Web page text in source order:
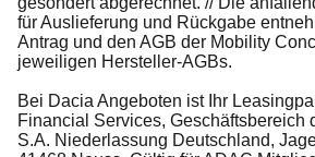
für Auslieferung und Rückgabe
Antrag und den AGB der Mobility
jeweiligen Hersteller-AGBs.
Bei Dacia Angeboten ist Ihr
Financial Services, Geschäftsbereich
S.A. Niederlassung Deutschland,